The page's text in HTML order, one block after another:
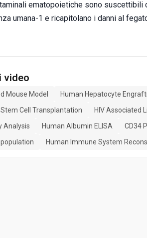
ematopoietiche sono suscettibili
umana-1 e ricapitolano i danni al
video
Mouse Model
Human Hepatocyte
Cell Transplantation
HIV Associated
Analysis
Human Albumin ELISA
CD34
Human Immune System